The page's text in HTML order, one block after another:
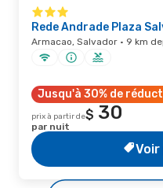
Rede Andrade Plaza
Armacao, Salvador · 9 km
Jusqu'à 30% de
prix à partir de$ 30
par nuit